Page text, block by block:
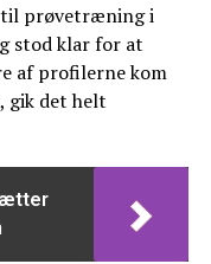
til prøvetræning i
stod klar for at
af profilerne kom
gik det helt